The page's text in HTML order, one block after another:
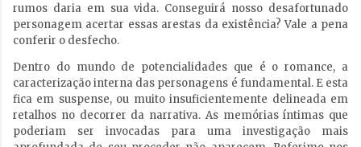
rumos daria em sua vida. Conseguirá nosso desafortunado
personagem acertar essas arestas da existência? Vale a pena
conferir o desfecho.
Dentro do mundo de potencialidades que é o romance, a
caracterização interna das personagens é fundamental. E esta
fica em suspense, ou muito insuficientemente delineada em
retalhos no decorrer da narrativa. As memórias íntimas que
poderiam ser invocadas para uma investigação mais